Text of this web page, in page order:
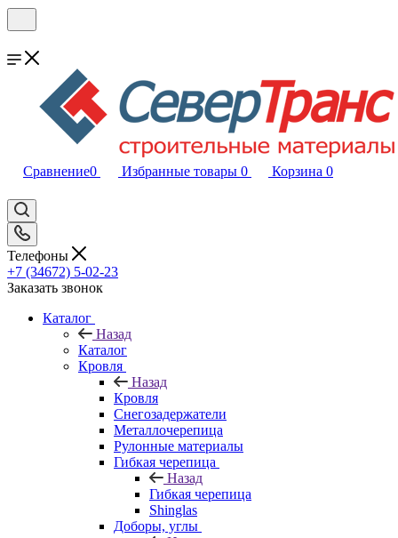
Сравнение0 Избранные товары 0 Корзина 0
Телефоны
+7 (34672) 5-02-23
Заказать звонок
Каталог
Назад
Каталог
Кровля
Назад
Кровля
Снегозадержатели
Металлочерепица
Рулонные материалы
Гибкая черепица
Назад
Гибкая черепица
Shinglas
Доборы, углы